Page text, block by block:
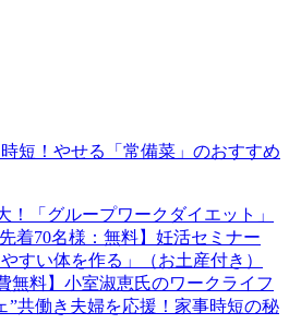
短！やせる「常備菜」のおすすめ
！「グループワークダイエット」
着70名様：無料】妊活セミナー
すい体を作る」（お土産付き）
無料】小室淑恵氏のワークライフ
”共働き夫婦を応援！家事時短の秘